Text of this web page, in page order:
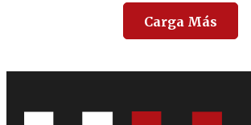
Carga Más